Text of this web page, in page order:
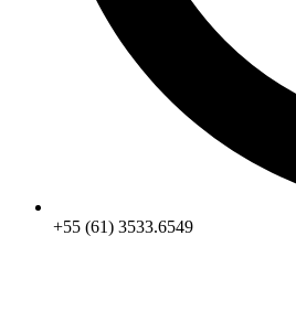
+55 (61) 3533.6549